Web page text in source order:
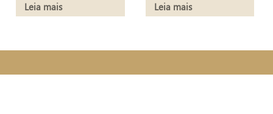
Leia mais
Leia mais